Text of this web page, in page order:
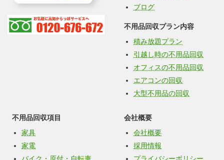
ブログ
不用品回収プラン内容
積み放題プラン
引越し時の不用品回収
オフィスの不用品回収
エアコンの回収
大型不用品の回収
不用品回収項目
家具
家電
会社概要
会社概要
採用情報